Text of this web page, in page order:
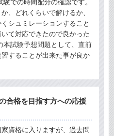
での時間配分の確認です。
、どれくらいで解けるか、
シュミレーションすること
て対応できたので良かった
本試験予想問題として、直前
することが出来た事が良か
合格を目指す方への応援
資格に入りますが、過去問